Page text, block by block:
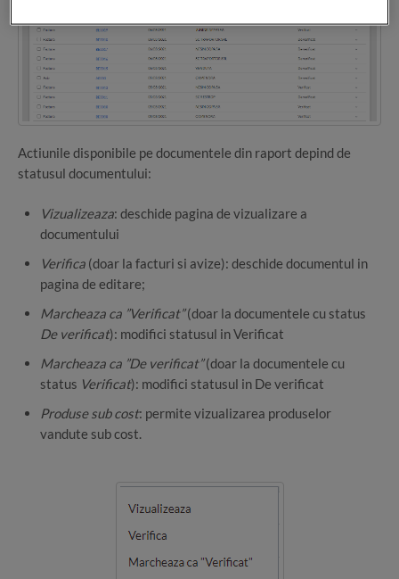
Actiunile disponibile pe documentele din raport depind de
statusul documentului:
Vizualizeaza: deschide pagina de vizualizare a
documentului
Verifica (doar la facturi si avize): deschide documentul in
pagina de editare;
Marcheaza ca ”Verificat”(doar la documentele cu status
De verificat): modifici statusul in Verificat
Marcheaza ca ”De verificat”(doar la documentele cu
status Verificat): modifici statusul in De verificat
Produse sub cost: permite vizualizarea produselor
vandute sub cost.